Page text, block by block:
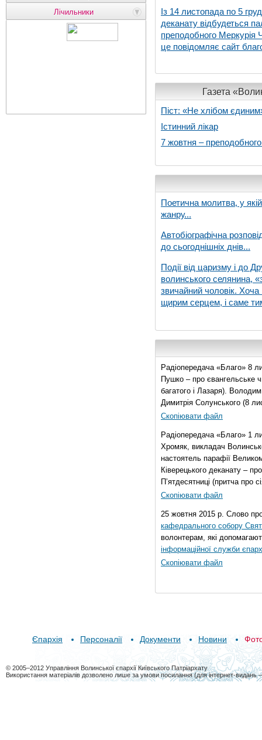
Лічильники
Із 14 листопада по 5
деканату відбудеться
преподобного Меркурія
це повідомляє сайт
Газета
Піст: «Не хлібом
Істинний лікар
7 жовтня –
Поетична молитва, у
жанру...
Автобіографічна
до сьогоднішніх днів...
Події від царизму і до
волинського селянина,
звичайний чоловік. Хоча
щирим серцем, і саме
Радіопередача «Благо» 8
Пушко – про євангельське
багатого і Лазаря).
Димитрія Солунського (8
Скопіювати файл
Радіопередача «Благо» 1
Хромяк, викладач
настоятель парафії
Ківерецького деканату –
П’ятдесятниці (притча про
Скопіювати файл
25 жовтня 2015 р. Слово
кафедрального собору
волонтерам, які
інформаційної служби
Скопіювати файл
Єпархія Персоналії Документи Новини
© 2005–2012 Управління Волинської єпархії Київського Патріархату
Використання матеріалів дозволено лише за умови посилання (для інтернет-видань